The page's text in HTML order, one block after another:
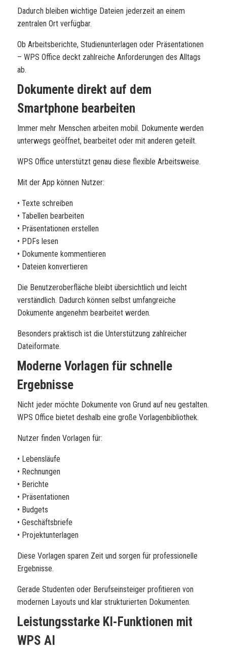
Dadurch bleiben wichtige Dateien jederzeit an einem
zentralen Ort verfügbar.
Ob Arbeitsberichte, Studienunterlagen oder Präsentationen
– WPS Office deckt zahlreiche Anforderungen des Alltags
ab.
Dokumente direkt auf dem
Smartphone bearbeiten
Immer mehr Menschen arbeiten mobil. Dokumente werden
unterwegs geöffnet, bearbeitet oder mit anderen geteilt.
WPS Office unterstützt genau diese flexible Arbeitsweise.
Mit der App können Nutzer:
• Texte schreiben
• Tabellen bearbeiten
• Präsentationen erstellen
• PDFs lesen
• Dokumente kommentieren
• Dateien konvertieren
Die Benutzeroberfläche bleibt übersichtlich und leicht
verständlich. Dadurch können selbst umfangreiche
Dokumente angenehm bearbeitet werden.
Besonders praktisch ist die Unterstützung zahlreicher
Dateiformate.
Moderne Vorlagen für schnelle
Ergebnisse
Nicht jeder möchte Dokumente von Grund auf neu gestalten.
WPS Office bietet deshalb eine große Vorlagenbibliothek.
Nutzer finden Vorlagen für:
• Lebensläufe
• Rechnungen
• Berichte
• Präsentationen
• Budgets
• Geschäftsbriefe
• Projektunterlagen
Diese Vorlagen sparen Zeit und sorgen für professionelle
Ergebnisse.
Gerade Studenten oder Berufseinsteiger profitieren von
modernen Layouts und klar strukturierten Dokumenten.
Leistungsstarke KI-Funktionen mit
WPS AI